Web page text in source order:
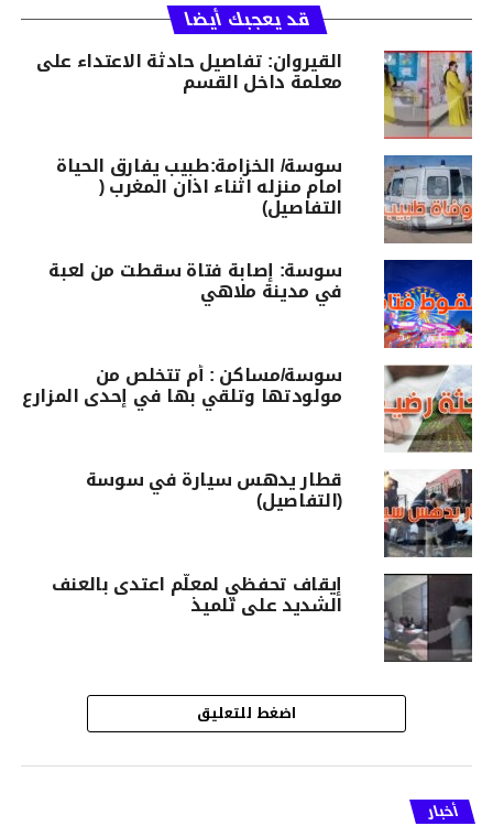
قد يعجبك أيضا
القيروان: تفاصيل حادثة الاعتداء على
معلمة داخل القسم
سوسة/ الخزامة:طبيب يفارق الحياة
امام منزله اثناء اذان المغرب (
التفاصيل)
سوسة: إصابة فتاة سقطت من لعبة
في مدينة ملاهي
سوسة/مساكن : أم تتخلص من
مولودتها وتلقي بها في إحدى المزارع
قطار يدهس سيارة في سوسة
(التفاصيل)
إيقاف تحفظي لمعلّم اعتدى بالعنف
الشديد على تلميذ
اضغط للتعليق
أخبار